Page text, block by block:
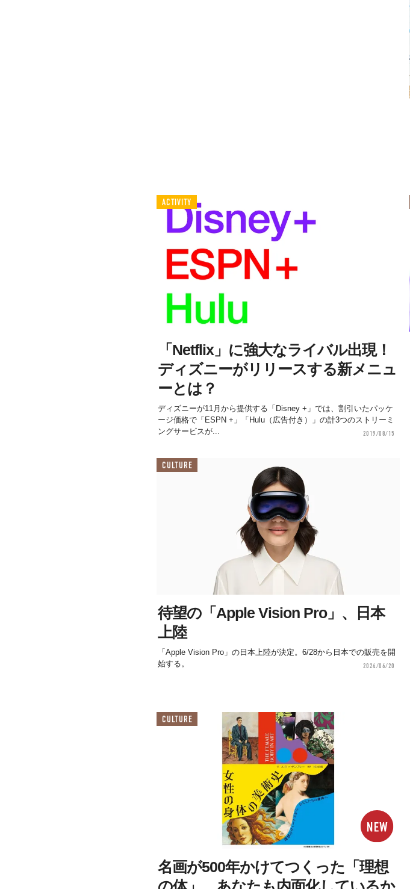
ACTIVITY
「Netflix」に強大なライバル出現！
ディズニーがリリースする新メニュ
ーとは？
ディズニーが11月から提供する「Disney +」では、割引いたパッケ
ージ価格で「ESPN +」「Hulu（広告付き）」の計3つのストリーミ
ングサービスが...
2019/08/15
CULTURE
待望の「Apple Vision Pro」、日本
上陸
「Apple Vision Pro」の日本上陸が決定。6/28から日本での販売を開
始する。
2024/06/20
CULTURE
名画が500年かけてつくった「理想